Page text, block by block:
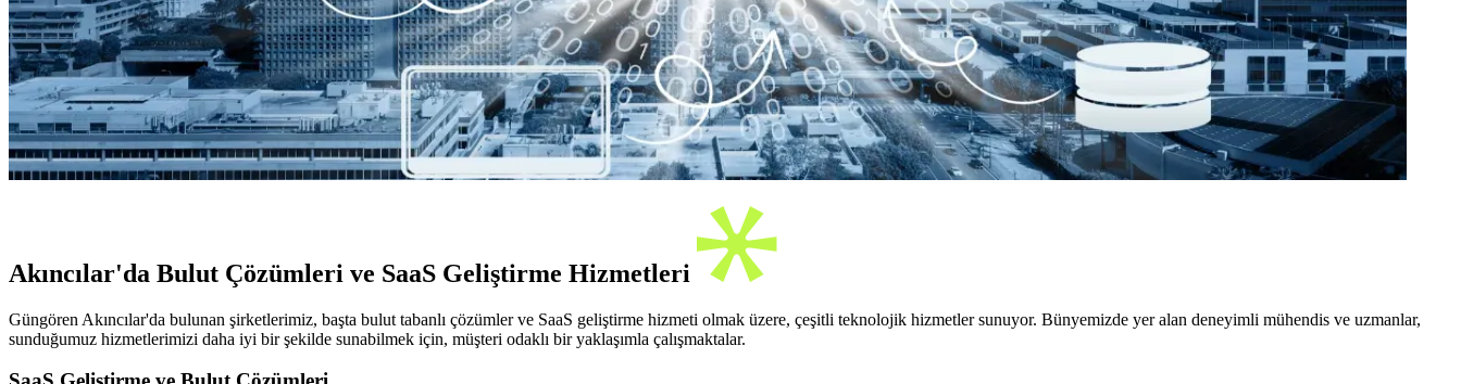
Akıncılar'da Bulut Çözümleri ve SaaS Geliştirme Hizmetleri
Güngören Akıncılar'da bulunan şirketlerimiz, başta bulut tabanlı çözümler ve SaaS geliştirme hizmeti olmak üzere, çeşitli teknolojik hizmetler sunuyor. Bünyemizde yer alan deneyimli mühendis ve uzmanlar,
sunduğumuz hizmetlerimizi daha iyi bir şekilde sunabilmek için, müşteri odaklı bir yaklaşımla çalışmaktalar.